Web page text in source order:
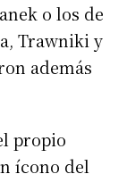
o los de
Trawniki y
además
propio
ícono del